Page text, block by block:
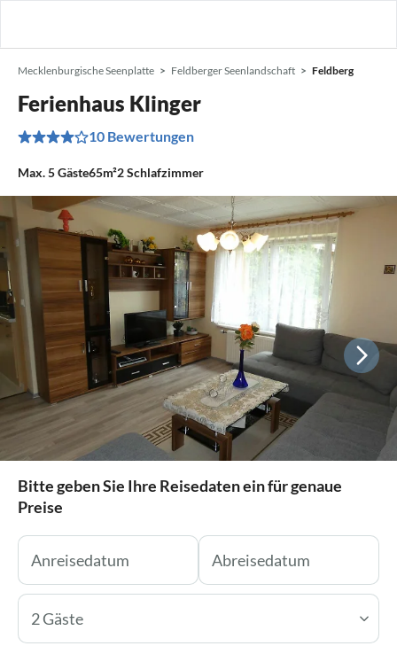
Mecklenburgische Seenplatte Feldberger Seenlandschaft Feldberg
Ferienhaus Klinger
10 Bewertungen
Max.5Gäste65m²2Schlafzimmer
Bitte geben Sie Ihre Reisedaten ein für genaue
Preise
2 Gäste